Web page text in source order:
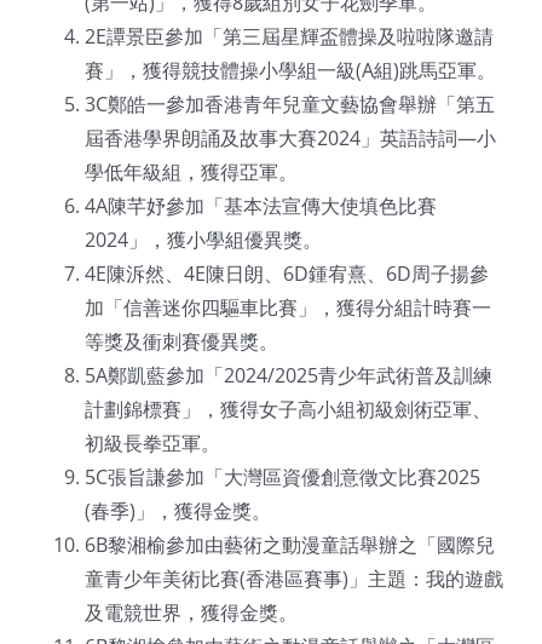
2E譚景臣參加「第三屆星輝盃體操及啦啦隊邀請
賽」，獲得競技體操小學組一級(A組)跳馬亞軍。
3C鄭皓一參加香港青年兒童文藝協會舉辦「第五
屆香港學界朗誦及故事大賽2024」英語詩詞—小
學低年級組，獲得亞軍。
4A陳芊妤參加「基本法宣傳大使填色比賽
2024」，獲小學組優異獎。
4E陳泝然、4E陳日朗、6D鍾宥熹、6D周子揚參
加「信善迷你四驅車比賽」，獲得分組計時賽一
等獎及衝刺賽優異獎。
5A鄭凱藍參加「2024/2025青少年武術普及訓練
計劃錦標賽」，獲得女子高小組初級劍術亞軍、
初級長拳亞軍。
5C張旨謙參加「大灣區資優創意徵文比賽2025
(春季)」，獲得金獎。
6B黎湘榆參加由藝術之動漫童話舉辦之「國際兒
童青少年美術比賽(香港區賽事)」主題：我的遊戲
及電競世界，獲得金獎。